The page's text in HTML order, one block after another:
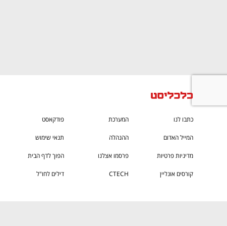
כתבו לנו המערכת פודקאסט
המייל האדום ההנהלה תנאי שימוש
מדיניות פרטיות פרסמו אצלנו הפוך לדף הבית
קורסים אונליין CTECH
דילים לחו"ל